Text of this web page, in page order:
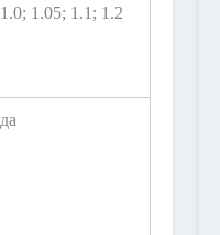
1.0; 1.05; 1.1; 1.2
да